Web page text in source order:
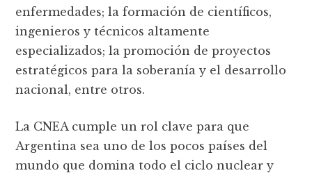
enfermedades; la formación de científicos,
ingenieros y técnicos altamente
especializados; la promoción de proyectos
estratégicos para la soberanía y el desarrollo
nacional, entre otros.
La CNEA cumple un rol clave para que
Argentina sea uno de los pocos países del
mundo que domina todo el ciclo nuclear y